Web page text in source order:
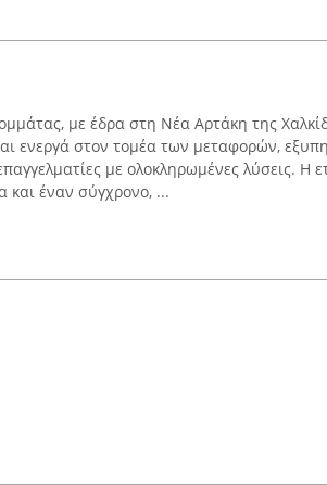
με έδρα στη Νέα Αρτάκη της
ενεργά στον τομέα των μεταφορών,
με ολοκληρωμένες λύσεις. Η
και έναν σύγχρονο, ...